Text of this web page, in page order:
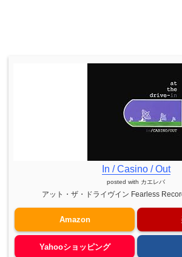
In / Casino / Out
posted with カエレバ
アット・ザ・ドライヴイン Fearless
Amazon
Yahooショッピング